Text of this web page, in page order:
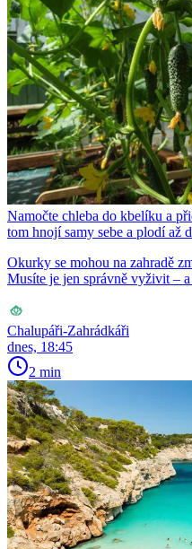
Namočte chleba do kbelíku a
tom hnojí samy sebe a plodí až
Okurky se mohou na zahradě
Musíte je jen správně vyživit –
Chalupáři-Zahrádkáři
dnes, 18:45
2 min